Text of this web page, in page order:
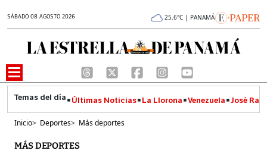
SÁBADO 08 AGOSTO 2026 25.6°C | PANAMÁ
Últimas Noticias La Llorona Venezuela José
Inicio> Deportes> Más deportes
MÁS DEPORTES